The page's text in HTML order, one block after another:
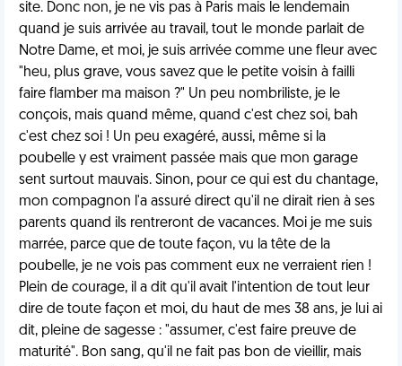
site. Donc non, je ne vis pas à Paris mais le lendemain
quand je suis arrivée au travail, tout le monde parlait de
Notre Dame, et moi, je suis arrivée comme une fleur avec
"heu, plus grave, vous savez que le petite voisin à failli
faire flamber ma maison ?" Un peu nombriliste, je le
conçois, mais quand même, quand c'est chez soi, bah
c'est chez soi ! Un peu exagéré, aussi, même si la
poubelle y est vraiment passée mais que mon garage
sent surtout mauvais. Sinon, pour ce qui est du chantage,
mon compagnon l'a assuré direct qu'il ne dirait rien à ses
parents quand ils rentreront de vacances. Moi je me suis
marrée, parce que de toute façon, vu la tête de la
poubelle, je ne vois pas comment eux ne verraient rien !
Plein de courage, il a dit qu'il avait l'intention de tout leur
dire de toute façon et moi, du haut de mes 38 ans, je lui ai
dit, pleine de sagesse : "assumer, c'est faire preuve de
maturité". Bon sang, qu'il ne fait pas bon de vieillir, mais